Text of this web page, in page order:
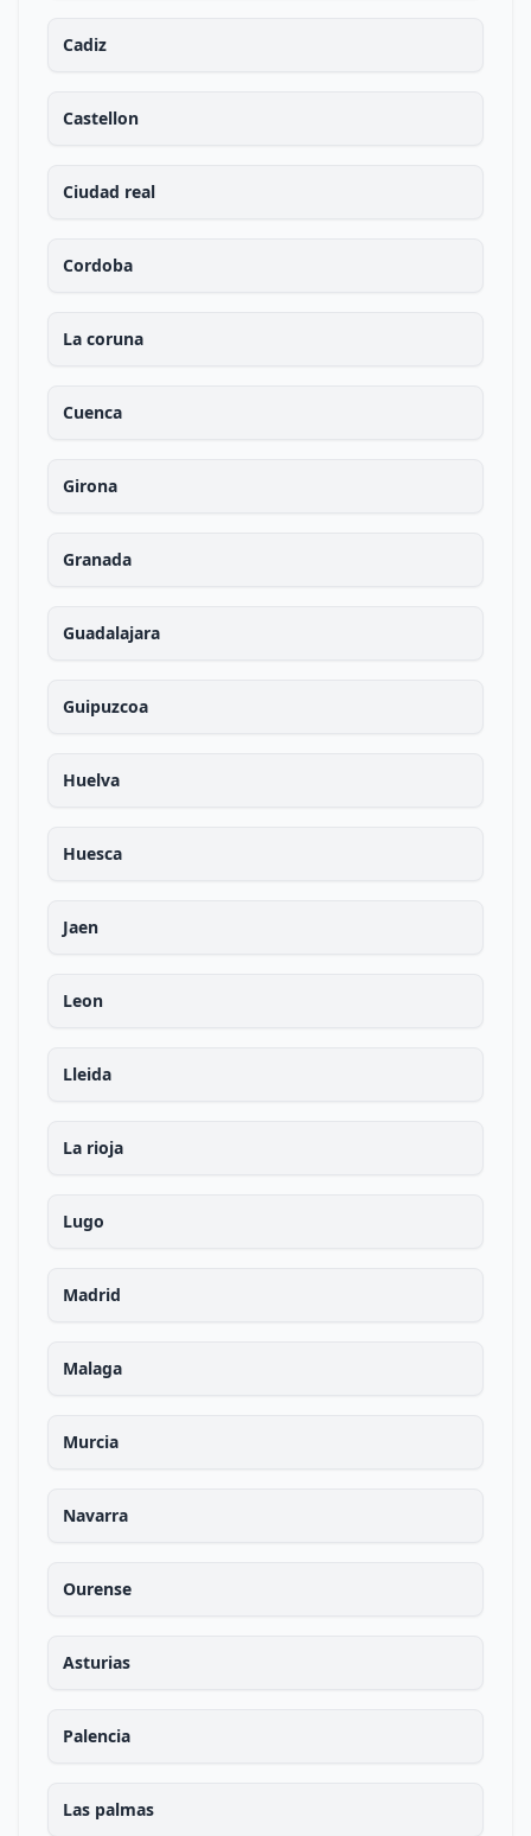
Cadiz
Castellon
Ciudad real
Cordoba
La coruna
Cuenca
Girona
Granada
Guadalajara
Guipuzcoa
Huelva
Huesca
Jaen
Leon
Lleida
La rioja
Lugo
Madrid
Malaga
Murcia
Navarra
Ourense
Asturias
Palencia
Las palmas